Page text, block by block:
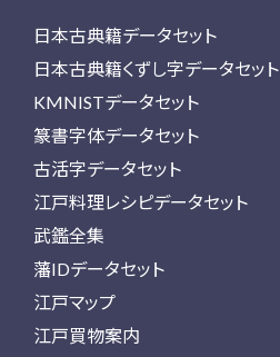
日本古典籍データセット
日本古典籍くずし字データセット
KMNISTデータセット
篆書字体データセット
古活字データセット
江戸料理レシピデータセット
武鑑全集
藩IDデータセット
江戸マップ
江戸買物案内